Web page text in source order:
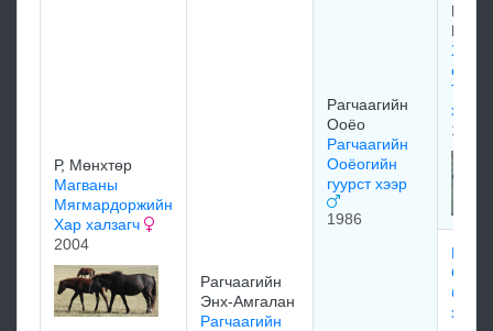
Р, Мөнхтөр
Магваны
Мягмардоржийн
Хар халзагч
2004
Рагчаагийн
Энх-Амгалан
Рагчаагийн
Рагчаагийн
Ооёо
Рагчаагийн
Ооёогийн
гуурст хээр
1986
хээр
1977